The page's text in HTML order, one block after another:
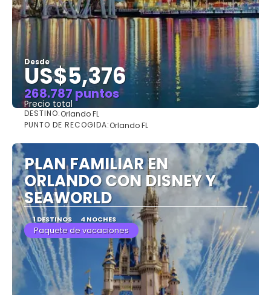
Desde
US$5,376
268.787 puntos
Precio total
Ver
DESTINO:Orlando FL
PUNTO DE RECOGIDA:Orlando FL
PLAN FAMILIAR EN
ORLANDO CON DISNEY Y
SEAWORLD
1 DESTINOS 4 NOCHES
Paquete de vacaciones